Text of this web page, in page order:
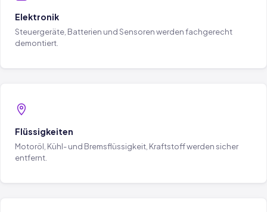
Elektronik
Steuergeräte, Batterien und Sensoren werden fachgerecht
demontiert.
Flüssigkeiten
Motoröl, Kühl- und Bremsflüssigkeit, Kraftstoff werden sicher
entfernt.